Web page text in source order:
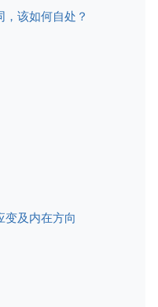
该如何自处？
变及内在方向